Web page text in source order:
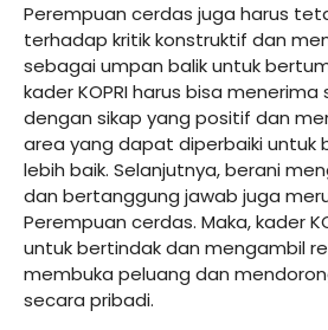
Perempuan cerdas juga harus
terhadap kritik konstruktif dan
sebagai umpan balik untuk
kader KOPRI harus bisa
dengan sikap yang positif dan
area yang dapat diperbaiki untuk
lebih baik. Selanjutnya, berani
dan bertanggung jawab juga
Perempuan cerdas. Maka, kader
untuk bertindak dan mengambil
membuka peluang dan
secara pribadi.